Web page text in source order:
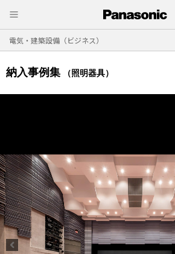
電気・建築設備（ビジネス）
納入事例集 （照明器具）